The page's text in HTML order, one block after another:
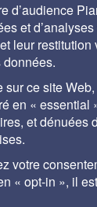
d’audience
et
leur
sur ce site
en «
et dénuées
votre
« opt-in », il